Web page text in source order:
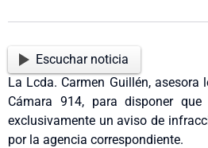
Escuchar noticia
La Lcda. Carmen Guillén, asesora
Cámara 914, para disponer
exclusivamente un aviso de
por la agencia correspondiente.